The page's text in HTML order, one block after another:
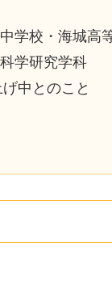
学校・海城高
学研究学科
中とのこと